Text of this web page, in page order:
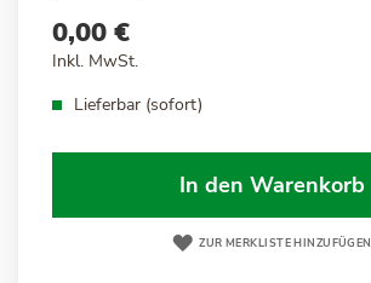
0,00 €
Inkl. MwSt.
Lieferbar (sofort)
In den Warenkorb
ZUR MERKLISTE HINZUFÜGEN